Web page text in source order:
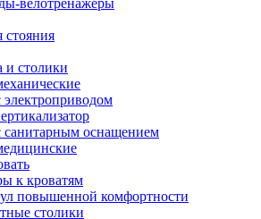
велотренажеры
стояния
и столики
электроприводом
санитарным оснащением
к кроватям
повышенной комфортности
столики